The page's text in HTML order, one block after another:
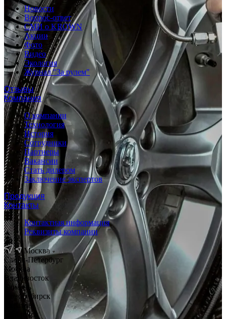
Новости
Вопрос-ответ
СМИ о KROWN
Акции
Фото
Видео
Экология
Журнал "За рулем"
Отзывы
Компания
О компании
Технология
История
Сотрудники
Партнеры
Вакансии
Стать дилером
Заключение экспертов
Продукция
Контакты
Контактная информация
Реквизиты компании
Москва
Санкт-Петербург
Москва
Владивосток
Тюмень
Новосибирск
Саратов
Смоленск